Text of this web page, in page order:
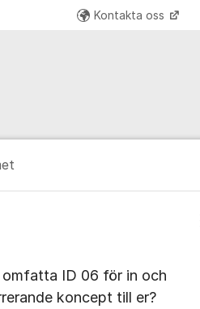
Kontakta oss
ID 06 för in och
koncept till er?